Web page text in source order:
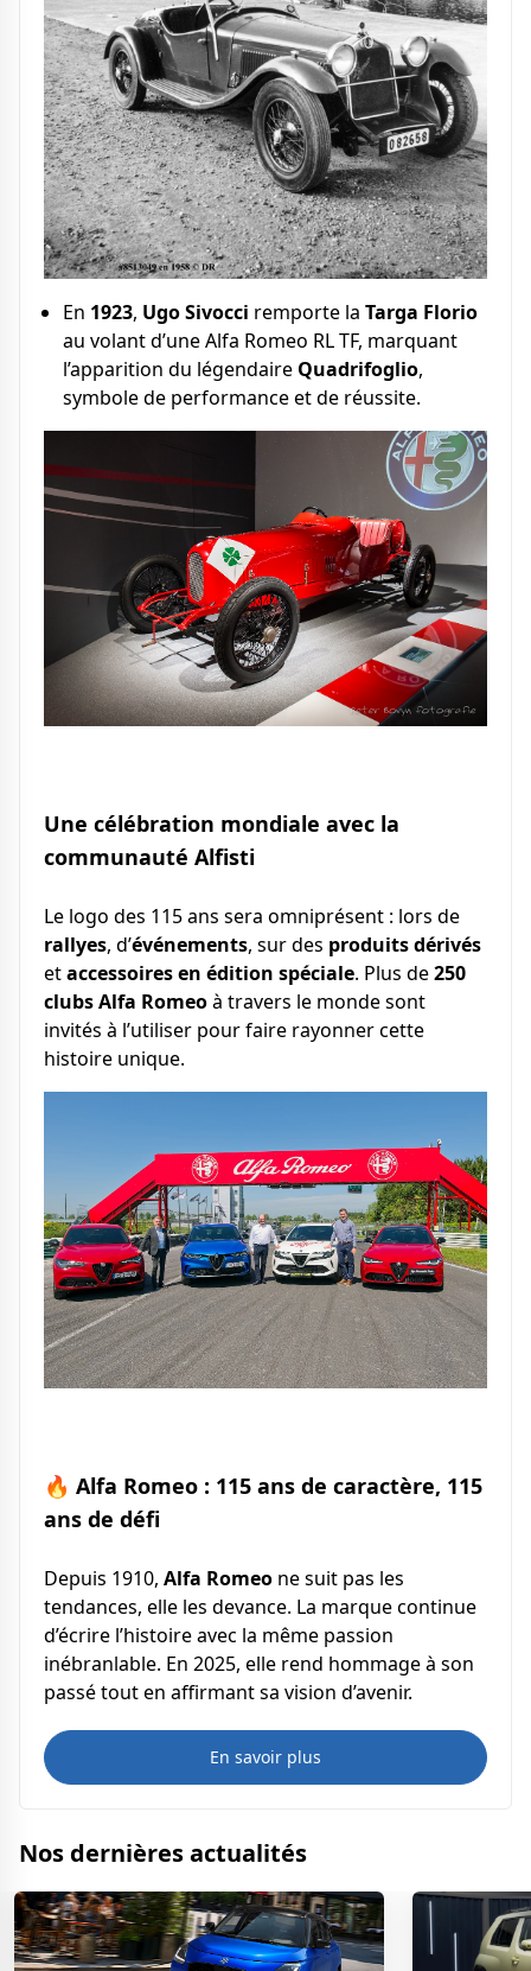
En 1923, Ugo Sivocci remporte la Targa Florio
au volant d’une Alfa Romeo RL TF, marquant
l’apparition du légendaire Quadrifoglio,
symbole de performance et de réussite.
Une célébration mondiale avec la
communauté Alfisti
Le logo des 115 ans sera omniprésent : lors de
rallyes, d’événements, sur des produits dérivés
etaccessoires en édition spéciale. Plus de250
clubs Alfa Romeoà travers le monde sont
invités à l’utiliser pour faire rayonner cette
histoire unique.
🔥 Alfa Romeo : 115 ans de caractère, 115
ans de défi
Depuis 1910, Alfa Romeo ne suit pas les
tendances, elle les devance. La marque continue
d’écrire l’histoire avec la même passion
inébranlable. En 2025, elle rend hommage à son
passé tout en affirmant sa vision d’avenir.
En savoir plus
Nos dernières actualités